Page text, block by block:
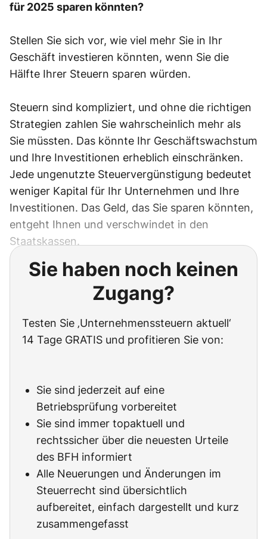
für 2025 sparen könnten?
Stellen Sie sich vor, wie viel mehr Sie in Ihr
Geschäft investieren könnten, wenn Sie die
Hälfte Ihrer Steuern sparen würden.
Steuern sind kompliziert, und ohne die richtigen
Strategien zahlen Sie wahrscheinlich mehr als
Sie müssten. Das könnte Ihr Geschäftswachstum
und Ihre Investitionen erheblich einschränken.
Jede ungenutzte Steuervergünstigung bedeutet
weniger Kapital für Ihr Unternehmen und Ihre
Investitionen. Das Geld, das Sie sparen könnten,
entgeht Ihnen und verschwindet in den
Staatskassen.
Sie haben noch keinen
Zugang?
Testen Sie ‚Unternehmenssteuern aktuell‘
14 Tage GRATIS und profitieren Sie von:
Sie sind jederzeit auf eine
Betriebsprüfung vorbereitet
Sie sind immer topaktuell und
rechtssicher über die neuesten Urteile
des BFH informiert
Alle Neuerungen und Änderungen im
Steuerrecht sind übersichtlich
aufbereitet, einfach dargestellt und kurz
zusammengefasst